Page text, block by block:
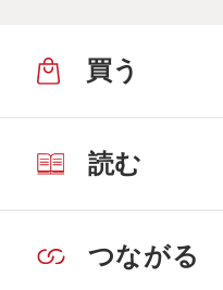
買う
読む
つながる